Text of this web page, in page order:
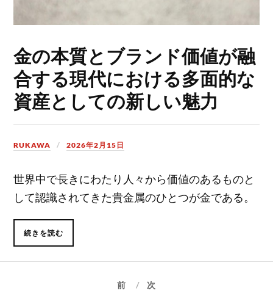
金の本質とブランド価値が融
合する現代における多面的な
資産としての新しい魅力
RUKAWA 2026年2月15日
世界中で長きにわたり人々から価値のあるものと
して認識されてきた貴金属のひとつが金である。
続きを読む
前 次